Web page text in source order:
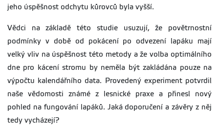
jeho úspěšnost odchytu kůrovců byla vyšší.
Vědci na základě této studie usuzují, že povětrnostní
podmínky v době od pokácení po odvezení lapáku mají
velký vliv na úspěšnost této metody a že volba optimálního
dne pro kácení stromu by neměla být zakládána pouze na
výpočtu kalendářního data. Provedený experiment potvrdil
naše vědomosti známé z lesnické praxe a přinesl nový
pohled na fungování lapáků. Jaká doporučení a závěry z něj
tedy vycházejí?